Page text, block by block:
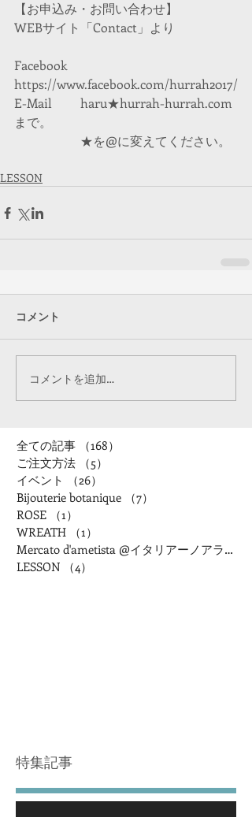
【お申込み・お問い合わせ】
WEBサイト「Contact」より
Facebook
https://www.facebook.com/hurrah2017/
E-Mail         haru★hurrah-hurrah.com
まで。
★を@に変えてください。
LESSON
コメント
コメントを追加…
全ての記事 （168）
ご注文方法
（5）
イベント
（26）
Bijouterie botanique
（7）
ROSE
（1）
WREATH
（1）
Mercato d'ametista @イタリアーノアランチャ
LESSON
（4）
特集記事